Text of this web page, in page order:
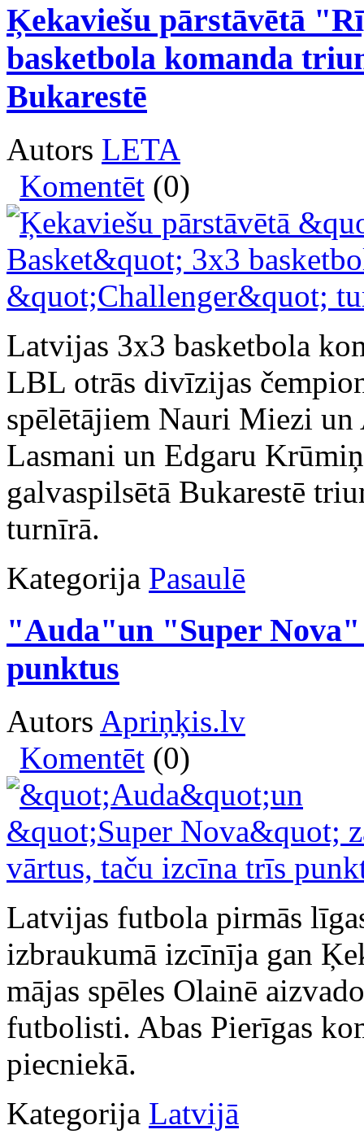
Ķekaviešu pārstāvētā
basketbola komanda
Bukarestē
Autors LETA
Komentēt (0)
Latvijas 3x3 basketbola
LBL otrās divīzijas
spēlētājiem Nauri Miezi
Lasmani un Edgaru
galvaspilsētā Bukarestē
turnīrā.
Kategorija Pasaulē
"Auda"un "Super Nova"
punktus
Autors Apriņķis.lv
Komentēt (0)
Latvijas futbola pirmās
izbraukumā izcīnīja gan
mājas spēles Olainē
futbolisti. Abas Pierīgas
piecniekā.
Kategorija Latvijā